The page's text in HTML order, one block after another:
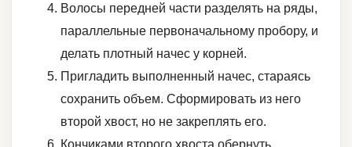
Волосы передней части разделять на ряды,
параллельные первоначальному пробору, и
делать плотный начес у корней.
Пригладить выполненный начес, стараясь
сохранить объем. Сформировать из него
второй хвост, но не закреплять его.
Кончиками второго хвоста обернуть